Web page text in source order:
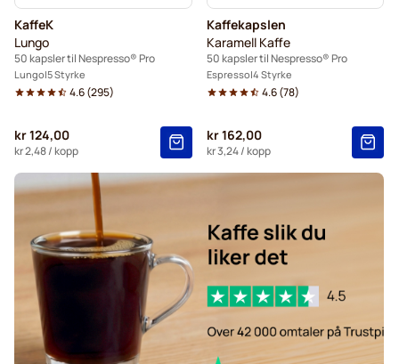
Kaffekapslen til Nespresso® Professional
KaffeK
Lungo
50 kapsler til Nespresso® Pro
Lungo 5 Styrke
4.6(295)
kr 124,00
kr 2,48/ kopp
Kaffekapslen
Karamell Kaffe
50 kapsler til Nespresso® Pro
Espresso 4 Styrke
4.6(78)
kr 162,00
kr 3,24/ kopp